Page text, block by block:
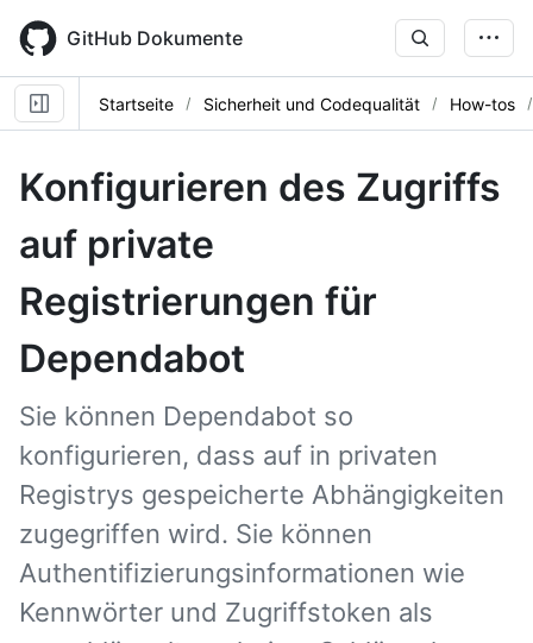
main
content
GitHub Dokumente
Startseite Sicherheit und Codequalität How-tos
Konfigurieren des Zugriffs
auf private
Registrierungen für
Dependabot
Sie können Dependabot so
konfigurieren, dass auf in privaten
Registrys gespeicherte Abhängigkeiten
zugegriffen wird. Sie können
Authentifizierungsinformationen wie
Kennwörter und Zugriffstoken als